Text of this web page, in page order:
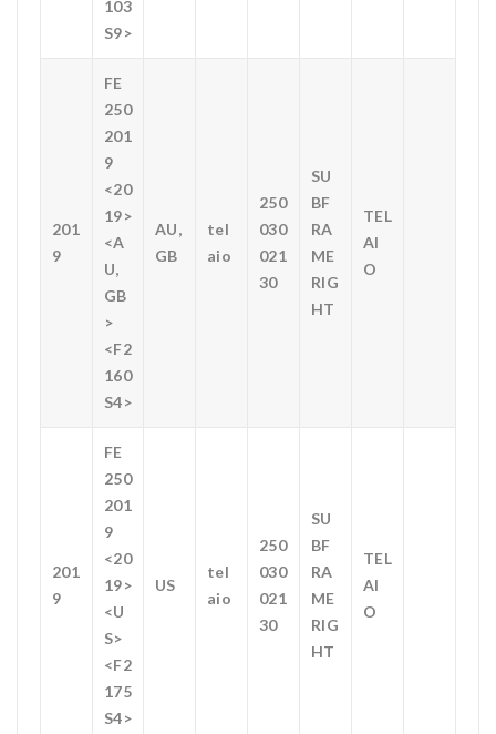
103
S9>
201
9
FE
250
201
9
<20
19>
<A
U,
GB
>
<F2
160
S4>
AU,
GB
tel
aio
250
030
021
30
SU
BF
RA
ME
RIG
HT
TEL
AI
O
201
9
FE
250
201
9
<20
19>
<U
S>
<F2
175
S4>
US
tel
aio
250
030
021
30
SU
BF
RA
ME
RIG
HT
TEL
AI
O